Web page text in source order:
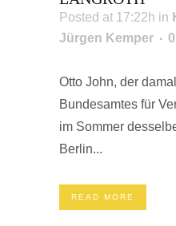
Posted at 17:22h in
Jürgen Kemper
Otto John, der
Bundesamtes für
im Sommer
Berlin...
READ MORE